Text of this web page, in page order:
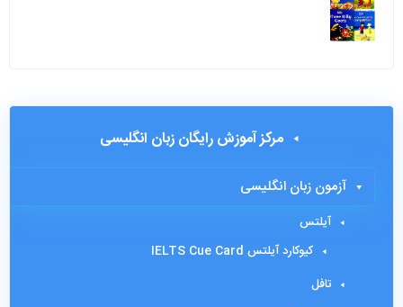
مرکز آموزش رایگان زبان انگلیسی
آزمون زبان انگلیسی
آیلتس
کیوکارد آیلتس IELTS Cue Card
تافل